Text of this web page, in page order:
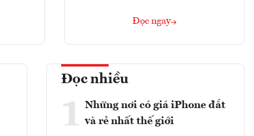
Đọc ngay
Đọc nhiều
1 Những nơi có giá iPhone đắt
và rẻ nhất thế giới